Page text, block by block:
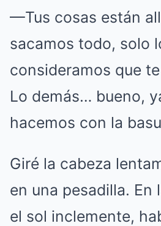
—Tus cosas están
sacamos todo, solo
consideramos que
Lo demás… bueno,
hacemos con la
Giré la cabeza
en una pesadilla. En
el sol inclemente,